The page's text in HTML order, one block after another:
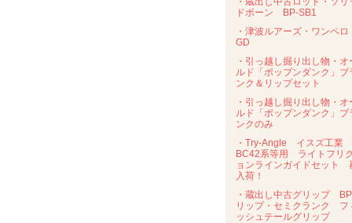
ドボーン BP-SB1
・津波ルアーズ・ワンペ
GD
・引っ越し掘り出し物・オ
ルド「ポップンダンク」ブ
ンク＆リップセット
・引っ越し掘り出し物・オ
ルド「ポップンダンク」ブ
ンクのみ
・Try-Angle イスズ工業
BC42系等用 ライトフリ
ョンラインガイドセット
入荷！
・蔵出し中古グリップ
リップ・セミクランク フ
ッシュテールグリップ